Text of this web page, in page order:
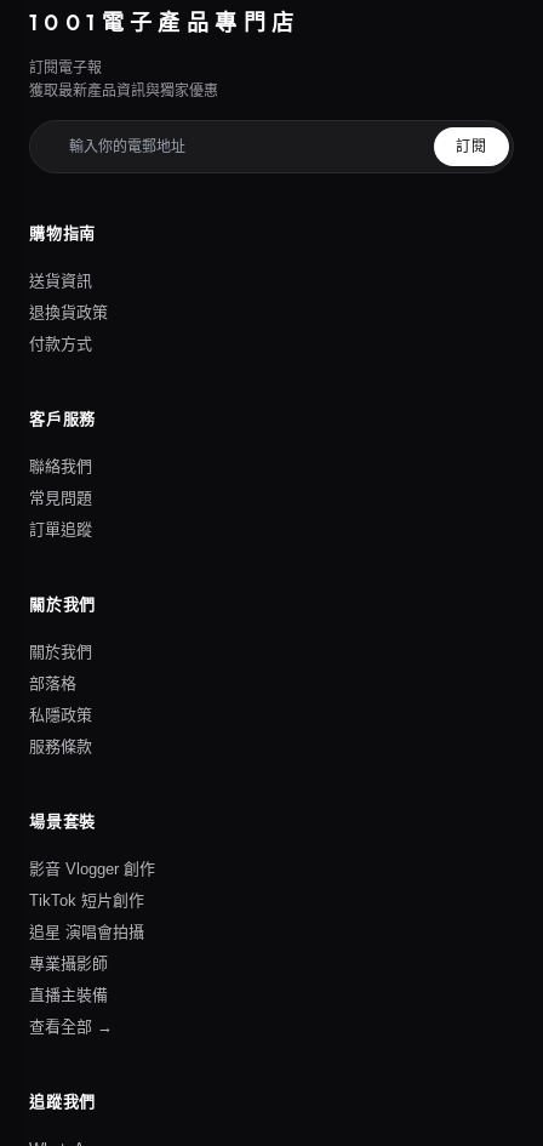
1001電子產品專門店
訂閱電子報
獲取最新產品資訊與獨家優惠
訂閱
購物指南
送貨資訊
退換貨政策
付款方式
客戶服務
聯絡我們
常見問題
訂單追蹤
關於我們
關於我們
部落格
私隱政策
服務條款
場景套裝
影音 Vlogger 創作
TikTok 短片創作
追星 演唱會拍攝
專業攝影師
直播主裝備
查看全部 →
追蹤我們